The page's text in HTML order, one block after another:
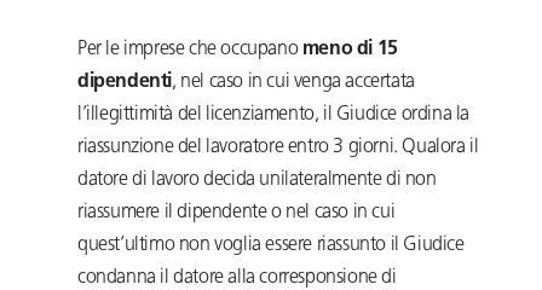
Per le imprese che occupano meno di 15
dipendenti, nel caso in cui venga accertata
l’illegittimità del licenziamento, il Giudice ordina la
riassunzione del lavoratore entro 3 giorni. Qualora il
datore di lavoro decida unilateralmente di non
riassumere il dipendente o nel caso in cui
quest’ultimo non voglia essere riassunto il Giudice
condanna il datore alla corresponsione di